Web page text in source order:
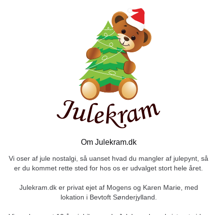
Om Julekram.dk
Vi oser af jule nostalgi, så uanset hvad du mangler af julepynt, så
er du kommet rette sted for hos os er udvalget stort hele året.
Julekram.dk er privat ejet af Mogens og Karen Marie, med
lokation i Bevtoft Sønderjylland.